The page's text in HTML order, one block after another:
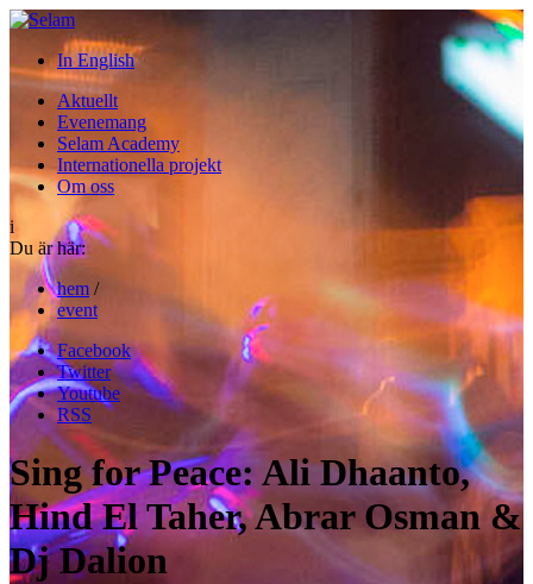
In English
Aktuellt
Evenemang
Selam Academy
Internationella projekt
Om oss
i
Du är här:
hem /
event
Facebook
Twitter
Youtube
RSS
Sing for Peace: Ali Dhaanto,
Hind El Taher, Abrar Osman &
Dj Dalion